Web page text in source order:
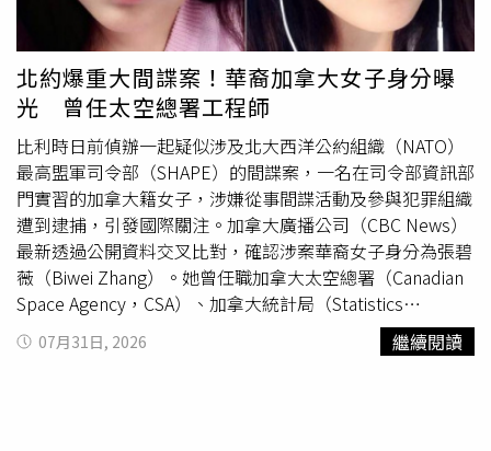
6月宣布，針對未遵守禁令的科技公司，擬定將最高罰款提
高1倍，並擴大監管機構蒐集資料的權力。對此，澳洲生產
力、競爭、慈善事務與國庫助理部長李伊（Andrew Leigh）
直言，「我們從未指望這項法律能夠百分百落實，像是最低
飲酒年齡規定也無法保證百分百的遵守，但這項法律的存在
仍然是恰當的。」
北約爆重大間諜案！華裔加拿大女子身分曝
光 曾任太空總署工程師
比利時日前偵辦一起疑似涉及北大西洋公約組織（NATO）
最高盟軍司令部（SHAPE）的間諜案，一名在司令部資訊部
門實習的加拿大籍女子，涉嫌從事間諜活動及參與犯罪組織
遭到逮捕，引發國際關注。加拿大廣播公司（CBC News）
最新透過公開資料交叉比對，確認涉案華裔女子身分為張碧
薇（Biwei Zhang）。她曾任職加拿大太空總署（Canadian
Space Agency，CSA）、加拿大統計局（Statistics
Canada）及加拿大國家研究委員會（National Research
Council，NRC）等政府機構，並曾赴世界貿易組織
07月31日, 2026 繼續閱讀